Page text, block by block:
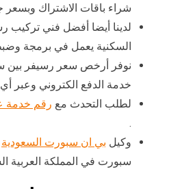
شراء باقات الاشتراك وبسعر
لدينا أيضا أفضل فني
السكنية يعمل في برمجة
نوفر أرخص سعر رسيفر بين
خدمة الدفع الكتروني وعبر أي
لطلب التحدث مع رقم خدمة
.
وكيل بي ان سبورت السعودية
سبورت في المملكة العربية